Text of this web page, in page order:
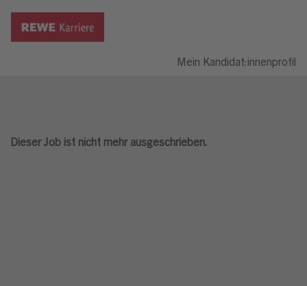
Mein Kandidat:innenprofil
Dieser Job ist nicht mehr ausgeschrieben.